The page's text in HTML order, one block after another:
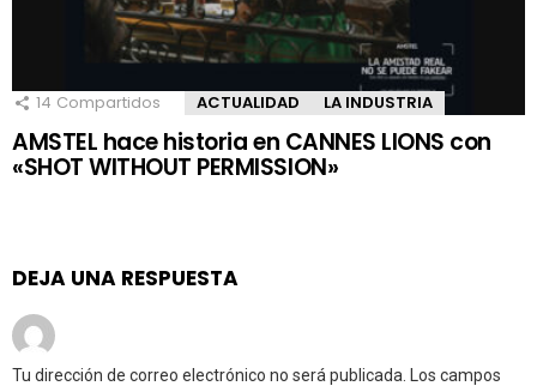
14 Compartidos ACTUALIDAD LA INDUSTRIA
AMSTEL hace historia en CANNES LIONS con
«SHOT WITHOUT PERMISSION»
DEJA UNA RESPUESTA
Tu dirección de correo electrónico no será publicada.
Los campos